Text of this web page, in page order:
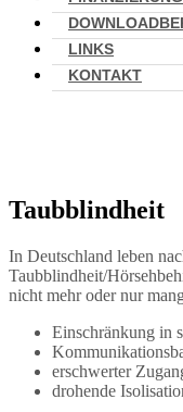
LINKS
KONTAKT
Taubblindheit
In Deutschland leben
Taubblindheit/
nicht mehr oder nur
Einschränkung in
erschwerter
drohende